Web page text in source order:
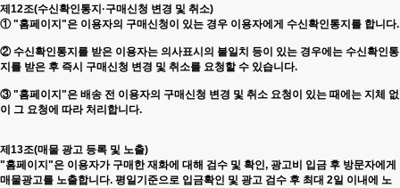
제12조(수신확인통지·구매신청 변경 및 취소)
① "홈페이지"은 이용자의 구매신청이 있는 경우 이용자에게 수신확인통지를 합니다.
② 수신확인통지를 받은 이용자는 의사표시의 불일치 등이 있는 경우에는 수신확인통
지를 받은 후 즉시 구매신청 변경 및 취소를 요청할 수 있습니다.
③ "홈페이지"은 배송 전 이용자의 구매신청 변경 및 취소 요청이 있는 때에는 지체 없
이 그 요청에 따라 처리합니다.
제13조(매물 광고 등록 및 노출)
"홈페이지"은 이용자가 구매한 재화에 대해 검수 및 확인, 광고비 입금 후 방문자에게
매물광고를 노출합니다. 평일기준으로 입금확인 및 광고 검수 후 최대 2일 이내에 노